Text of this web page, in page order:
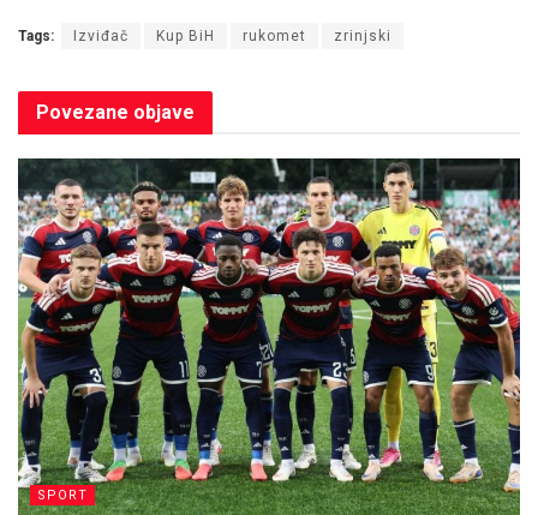
Tags: Izviđač Kup BiH rukomet zrinjski
Povezane objave
SPORT